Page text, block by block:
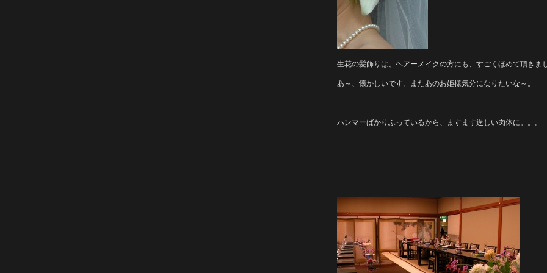
生花の髪飾りは、ヘアーメイクの方にも、すごくほめて頂きま
あ～、懐かしいです。またあのお姫様気分になりたいな～。
ハンマーばかりふっているから、ますます逞しい肉体に。。。